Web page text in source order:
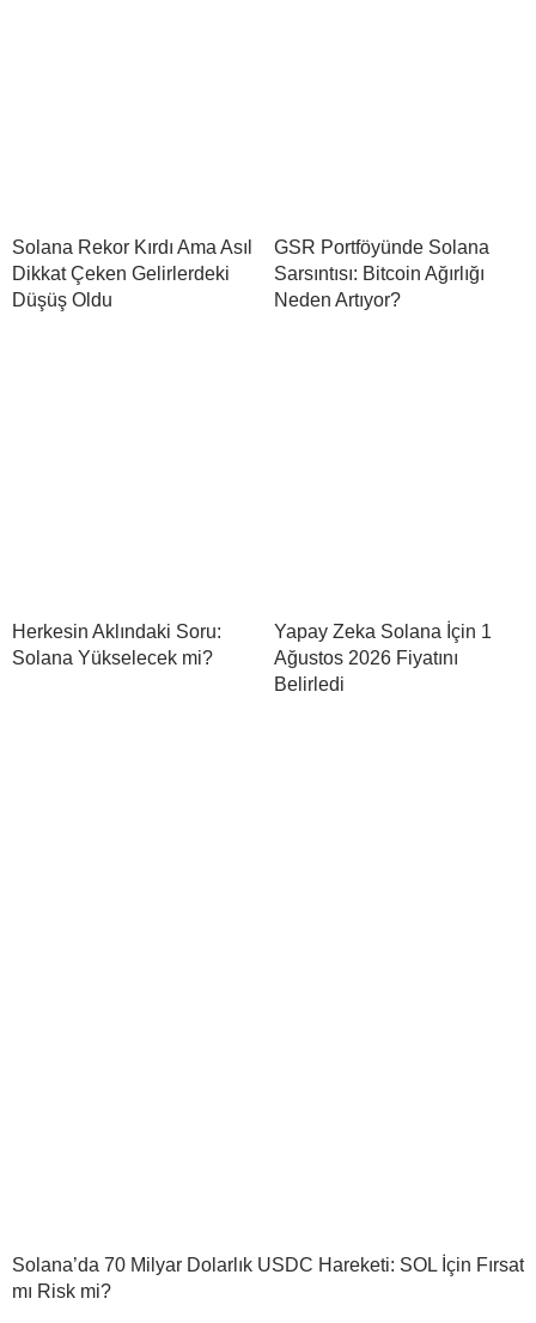
Solana Rekor Kırdı Ama Asıl
Dikkat Çeken Gelirlerdeki
Düşüş Oldu
GSR Portföyünde Solana
Sarsıntısı: Bitcoin Ağırlığı
Neden Artıyor?
Herkesin Aklındaki Soru:
Solana Yükselecek mi?
Yapay Zeka Solana İçin 1
Ağustos 2026 Fiyatını
Belirledi
Solana’da 70 Milyar Dolarlık USDC Hareketi: SOL İçin Fırsat
mı Risk mi?